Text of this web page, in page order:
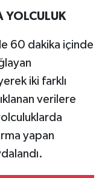
YOLCULUK
60 dakika içinde
iki farklı
verilere
yapan